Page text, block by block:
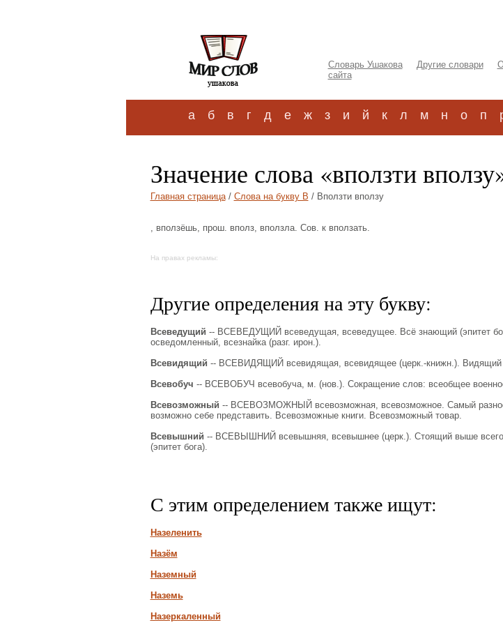
Словарь Ушакова Другие словари
сайта
а б в г д е ж з и й к л м н о п
Значение слова «вползти
Главная страница/ Слова на букву В / Вползти вползу
, вползёшь, прош. вполз, вползла. Сов. к вползать.
На правах рекламы:
Другие определения на эту букву:
Всеведущий -- ВСЕВЕДУЩИЙ всеведущая, всеведущее. Всё знающий (эпитет
осведомленный, всезнайка (разг. ирон.).
Всевидящий -- ВСЕВИДЯЩИЙ всевидящая, всевидящее (церк.-книжн.). Видящий
Всевобуч -- ВСЕВОБУЧ всевобуча, м. (нов.). Сокращение слов: всеобщее
Всевозможный -- ВСЕВОЗМОЖНЫЙ всевозможная, всевозможное. Самый
возможно себе представить. Всевозможные книги. Всевозможный товар.
Всевышний -- ВСЕВЫШНИЙ всевышняя, всевышнее (церк.). Стоящий выше
(эпитет бога).
С этим определением также ищут:
Назеленить
Назём
Наземный
Наземь
Назеркаленный